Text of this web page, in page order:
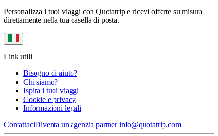
Personalizza i tuoi viaggi con Quotatrip e ricevi offerte su misura
direttamente nella tua casella di posta.
Link utili
Bisogno di aiuto?
Chi siamo?
Ispira i tuoi viaggi
Cookie e privacy
Informazioni legali
ContattaciDiventa un'agenzia partnerinfo@quotatrip.com